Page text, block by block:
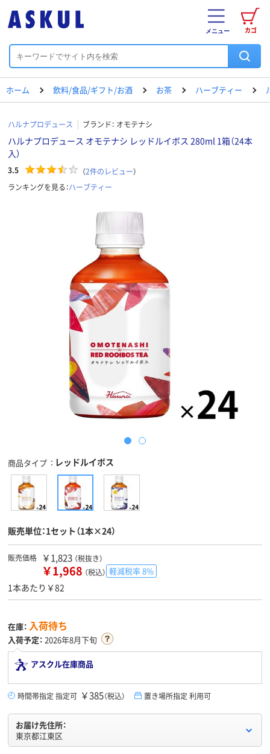
カゴ
メニュー
ホーム 飲料/食品/ギフト/お酒 お茶 ハーブティー
ハルナプロデュース ブランド： オモテナシ
ハルナプロデュース オモテナシ レッドルイボス 280ml 1箱（24本
入）
3.5 （2件のレビュー）
ランキングを見る：ハーブティー
商品タイプ レッドルイボス
販売単位：1セット（1本×24）
販売価格 ￥1,823 （税抜き）
￥1,968 （税込） 軽減税率 8%
1本あたり￥82
在庫： 入荷待ち
入荷予定： 2026年8月下旬
アスクル在庫商品
時間帯指定 指定可 ￥385（税込） 置き場所指定 利用可
お届け先住所：
東京都江東区